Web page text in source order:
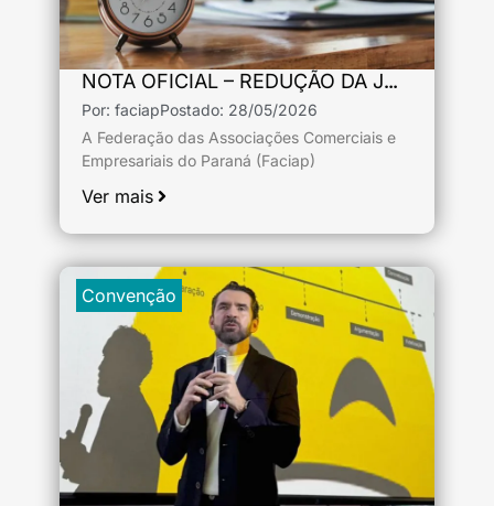
NOTA OFICIAL – REDUÇÃO DA JORNADA DE TRABALHO
Por: faciapPostado: 28/05/2026
A Federação das Associações Comerciais e
Empresariais do Paraná (Faciap)
Ver mais
Convenção